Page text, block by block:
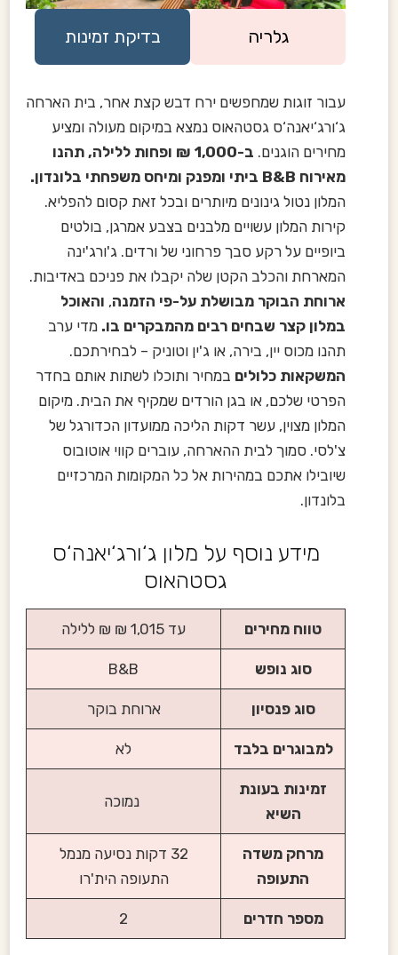
גלריה בדיקת זמינות
עבור זוגות שמחפשים ירח דבש קצת אחר, בית הארחה
ג‘ורג‘יאנה‘ס גסטהאוס נמצא במיקום מעולה ומציע
מחירים הוגנים.
ב-1,000 ₪ ופחות ללילה, תהנו
מאירוח B&B ביתי ומפנק ומיחס משפחתי בלונדון.
המלון נטול גינונים מיותרים ובכל זאת קסום להפליא.
קירות המלון עשויים מלבנים בצבע אמרגן, בולטים
ביופיים על רקע סבך פרחוני של ורדים. ג'ורג'ינה
המארחת והכלב הקטן שלה יקבלו את פניכם באדיבות.
ארוחת הבוקר מבושלת על-פי הזמנה, והאוכל
במלון קצר שבחים רבים מהמבקרים בו. מדי ערב
תהנו מכוס יין, בירה, או ג'ין וטוניק – לבחירתכם.
המשקאות כלולים במחיר ותוכלו לשתות אותם בחדר
הפרטי שלכם, או בגן הורדים שמקיף את הבית. מיקום
המלון מצוין, עשר דקות הליכה ממועדון הכדורגל של
צ'לסי. סמוך לבית ההארחה, עוברים קווי אוטובוס
שיובילו אתכם במהירות אל כל המקומות המרכזיים
בלונדון.
מידע נוסף על מלון ג‘ורג‘יאנה‘ס
גסטהאוס
טווח מחירים עד 1,015 ₪ ₪ ללילה
סוג נופש B&B
סוג פנסיון ארוחת בוקר
למבוגרים בלבד לא
זמינות בעונת
השיא
נמוכה
מרחק משדה
התעופה
32 דקות נסיעה מנמל
התעופה הית'רו
מספר חדרים 2